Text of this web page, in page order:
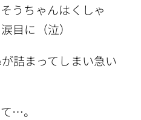
うちゃんはくしゃ
目に（泣）
詰まってしまい急い
…。